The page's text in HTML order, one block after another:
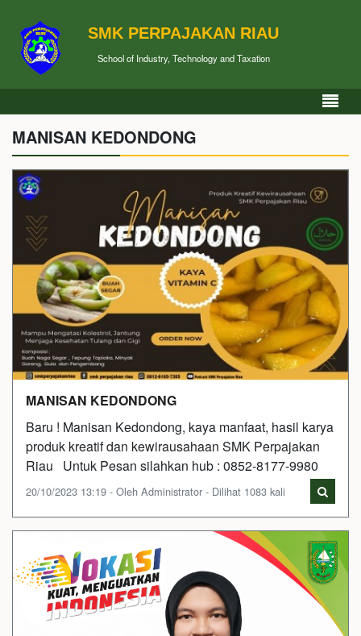
SMK PERPAJAKAN RIAU
School of Industry, Technology and Taxation
MANISAN KEDONDONG
MANISAN KEDONDONG
Baru ! Manisan Kedondong, kaya manfaat, hasil karya
produk kreatif dan kewirausahaan SMK Perpajakan
Riau Untuk Pesan silahkan hub : 0852-8177-9980
20/10/2023 13:19 - Oleh Administrator - Dilihat 1083 kali